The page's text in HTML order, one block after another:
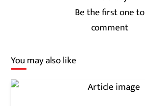
Be the first one to
comment
You may also like